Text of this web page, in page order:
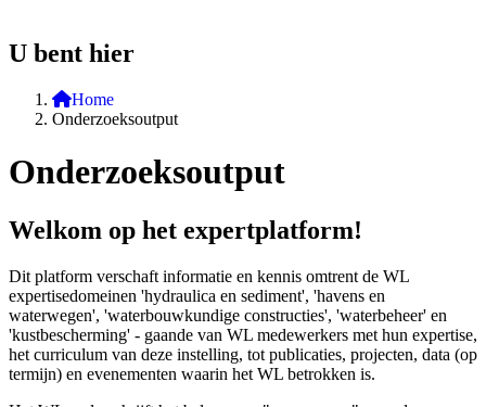
U bent hier
Home
Onderzoeksoutput
Onderzoeksoutput
Welkom op het expertplatform!
Dit platform verschaft informatie en kennis omtrent de WL
expertisedomeinen 'hydraulica en sediment', 'havens en
waterwegen', 'waterbouwkundige constructies', 'waterbeheer' en
'kustbescherming' - gaande van WL medewerkers met hun expertise,
het curriculum van deze instelling, tot publicaties, projecten, data (op
termijn) en evenementen waarin het WL betrokken is.